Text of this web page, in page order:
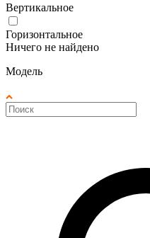
Вертикальное
Горизонтальное
Ничего не найдено
Модель